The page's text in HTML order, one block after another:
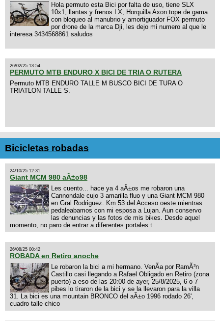
Hola permuto esta Bici por falta de uso, tiene SLX
10x1, llantas y frenos LX, Horquilla Axon tope de gama
con bloqueo al manubrio y amortiguador FOX permuto
por drone de la marca Dji, les dejo mi numero al que le
interesa 3434568861 saludos
26/02/25 13:54
PERMUTO MTB ENDURO X BICI DE TRIA O RUTERA
Permuto MTB ENDURO TALLE M BUSCO BICI DE TURA O
TRIATLON TALLE S.
Bicicletas robadas
24/10/25 12:31
Giant MCM 980 aÃ±o98
Les cuento... hace ya 4 aÃ±os me robaron una
Cannondale cujo 3 amarilla fluo y una Giant MCM 980
en Gral Rodriguez. Km 53 del Acceso oeste mientras
pedaleabamos con mi esposa a Lujan. Aun conservo
las denuncias y las fotos de mis bikes. Desde aquel
momento, no paro de entrar a diferentes portales t
26/08/25 00:42
ROBADA en Retiro anoche
Le robaron la bici a mi hermano. VenÃ­a por RamÃ³n
Castillo casi llegando a Rafael Obligado en Retiro (zona
puerto) a eso de las 20:00 de ayer, 25/8/2025, 6 o 7
pibes lo tiraron de la bici y se la llevaron para la villa
31. La bici es una mountain BRONCO del aÃ±o 1996 rodado 26',
cuadro talle chico